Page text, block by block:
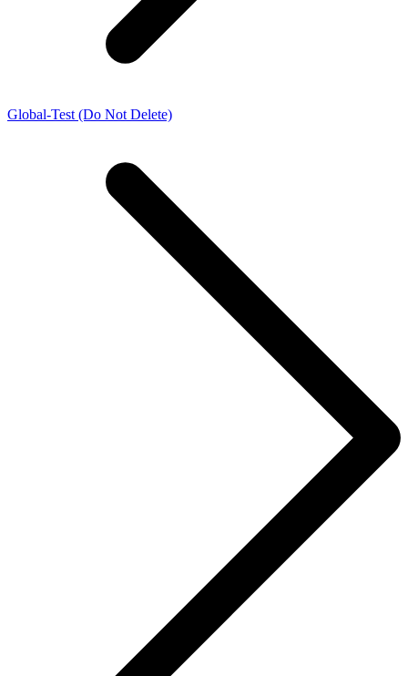
Global-Test (Do Not Delete)